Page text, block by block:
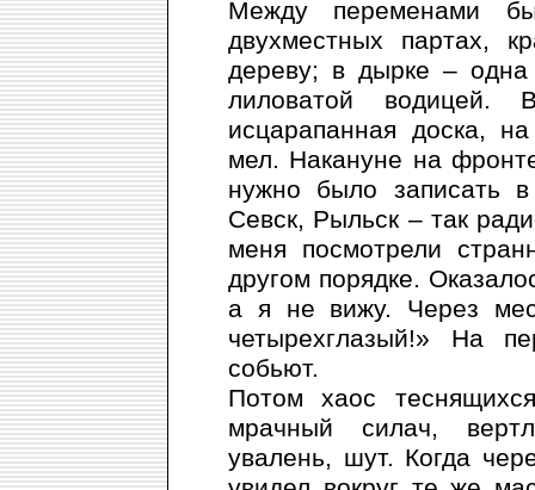
Между переменами
двухместных партах,
дереву; в дырке – одна
лиловатой водицей.
исцарапанная доска,
мел. Накануне на
нужно было записать
Севск, Рыльск – так
меня посмотрели
другом порядке.
а я не вижу. Через
четырехглазый!» На
собьют.
Потом хаос
мрачный силач,
увалень, шут. Когда